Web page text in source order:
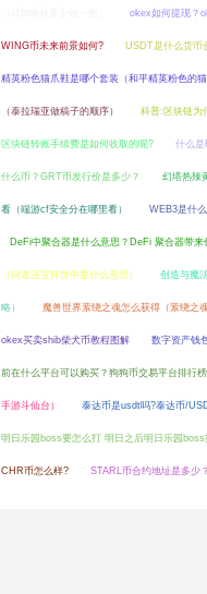
okex如何提现？
WING币未来前景如何? USDT是什么货币
精英粉色猫爪鞋是哪个套装（和平精英粉色的猫
（泰拉瑞亚做稿子的顺序） 科普:区块链为
区块链转账手续费是如何收取的呢? 什么是
什么币？GRT币发行价是多少？ 幻塔热辣
看（端游cf安全分在哪里看） WEB3是什
DeFi中聚合器是什么意思？DeFi 聚合器带来
（问道法宝转世中是什么意思） 创造与魔
略） 魔兽世界萦绕之魂怎么获得（萦绕之
okex买卖shib柴犬币教程图解 数字资产钱
前在什么平台可以购买？狗狗币交易平台排行榜
手游斗仙台） 泰达币是usdt吗?泰达币/
明日乐园boss要怎么打 明日之后明日乐园boss
CHR币怎么样? STARL币合约地址是多少